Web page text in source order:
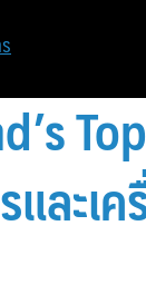
ละเ